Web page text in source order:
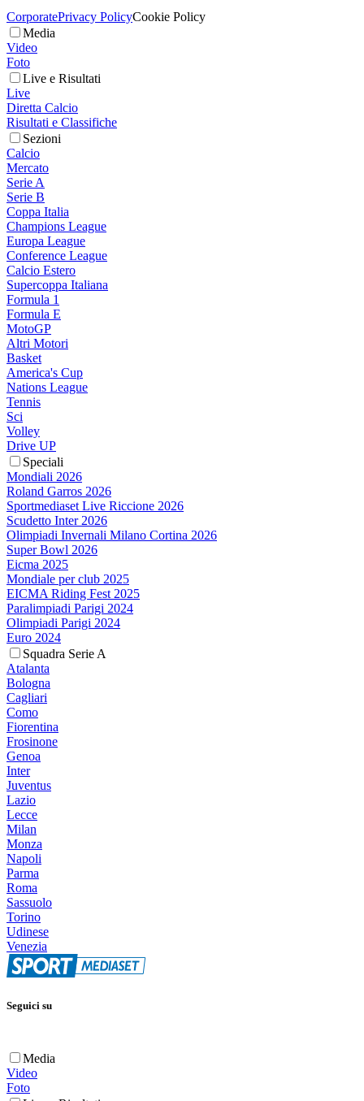
CorporatePrivacy PolicyCookie Policy
Media
Video
Foto
Live e Risultati
Live
Diretta Calcio
Risultati e Classifiche
Sezioni
Calcio
Mercato
Serie A
Serie B
Coppa Italia
Champions League
Europa League
Conference League
Calcio Estero
Supercoppa Italiana
Formula 1
Formula E
MotoGP
Altri Motori
Basket
America's Cup
Nations League
Tennis
Sci
Volley
Drive UP
Speciali
Mondiali 2026
Roland Garros 2026
Sportmediaset Live Riccione 2026
Scudetto Inter 2026
Olimpiadi Invernali Milano Cortina 2026
Super Bowl 2026
Eicma 2025
Mondiale per club 2025
EICMA Riding Fest 2025
Paralimpiadi Parigi 2024
Olimpiadi Parigi 2024
Euro 2024
Squadra Serie A
Atalanta
Bologna
Cagliari
Como
Fiorentina
Frosinone
Genoa
Inter
Juventus
Lazio
Lecce
Milan
Monza
Napoli
Parma
Roma
Sassuolo
Torino
Udinese
Venezia
Seguici su
Media
Video
Foto